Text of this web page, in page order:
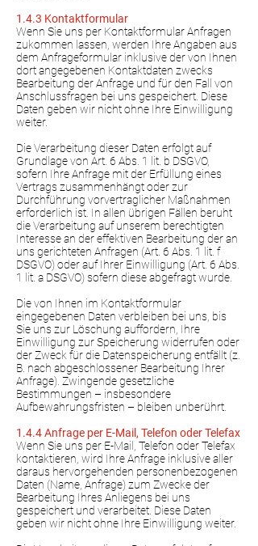
1.4.3 Kontaktformular
Wenn Sie uns per Kontaktformular Anfragen
zukommen lassen, werden Ihre Angaben aus
dem Anfrageformular inklusive der von Ihnen
dort angegebenen Kontaktdaten zwecks
Bearbeitung der Anfrage und für den Fall von
Anschlussfragen bei uns gespeichert. Diese
Daten geben wir nicht ohne Ihre Einwilligung
weiter.
Die Verarbeitung dieser Daten erfolgt auf
Grundlage von Art. 6 Abs. 1 lit. b DSGVO,
sofern Ihre Anfrage mit der Erfüllung eines
Vertrags zusammenhängt oder zur
Durchführung vorvertraglicher Maßnahmen
erforderlich ist. In allen übrigen Fällen beruht
die Verarbeitung auf unserem berechtigten
Interesse an der effektiven Bearbeitung der an
uns gerichteten Anfragen (Art. 6 Abs. 1 lit. f
DSGVO) oder auf Ihrer Einwilligung (Art. 6 Abs.
1 lit. a DSGVO) sofern diese abgefragt wurde.
Die von Ihnen im Kontaktformular
eingegebenen Daten verbleiben bei uns, bis
Sie uns zur Löschung auffordern, Ihre
Einwilligung zur Speicherung widerrufen oder
der Zweck für die Datenspeicherung entfällt (z.
B. nach abgeschlossener Bearbeitung Ihrer
Anfrage). Zwingende gesetzliche
Bestimmungen – insbesondere
Aufbewahrungsfristen – bleiben unberührt.
1.4.4 Anfrage per E-Mail, Telefon oder Telefax
Wenn Sie uns per E-Mail, Telefon oder Telefax
kontaktieren, wird Ihre Anfrage inklusive aller
daraus hervorgehenden personenbezogenen
Daten (Name, Anfrage) zum Zwecke der
Bearbeitung Ihres Anliegens bei uns
gespeichert und verarbeitet. Diese Daten
geben wir nicht ohne Ihre Einwilligung weiter.